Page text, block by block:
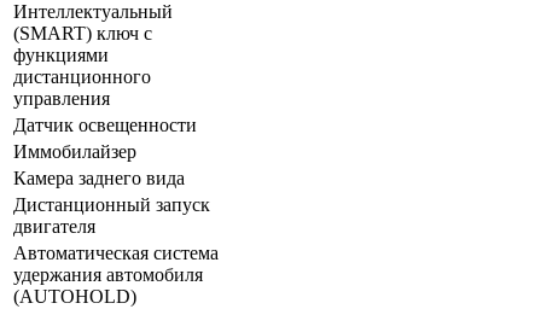
Интеллектуальный
(SMART) ключ с
функциями
дистанционного
управления
Датчик освещенности
Иммобилайзер
Камера заднего вида
Дистанционный запуск
двигателя
Автоматическая система
удержания автомобиля
(AUTOHOLD)